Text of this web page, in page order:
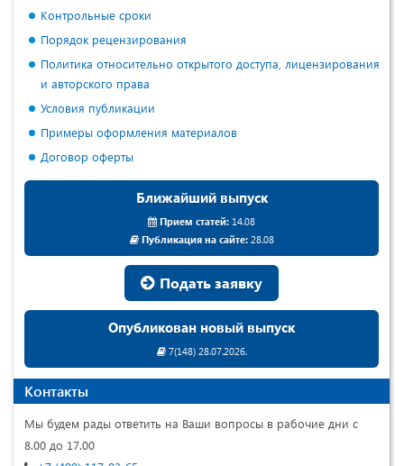
Контрольные сроки
Порядок рецензирования
Политика относительно открытого доступа, лицензирования
и авторского права
Условия публикации
Примеры оформления материалов
Договор оферты
Ближайший выпуск
Прием статей: 14.08
Публикация на сайте:28.08
Подать заявку
Опубликован новый выпуск
7(148) 28.07.2026.
Контакты
Мы будем рады ответить на Ваши вопросы в рабочие дни с
8.00 до 17.00